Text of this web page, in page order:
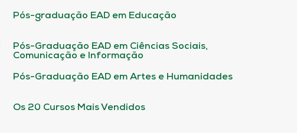
Pós-graduação EAD em Educação
Pós-Graduação EAD em Ciências Sociais,
Comunicação e Informação
Pós-Graduação EAD em Artes e Humanidades
Os 20 Cursos Mais Vendidos